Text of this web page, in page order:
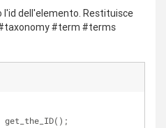
dell'elemento. Restituisce
#term #terms
get_the_ID();